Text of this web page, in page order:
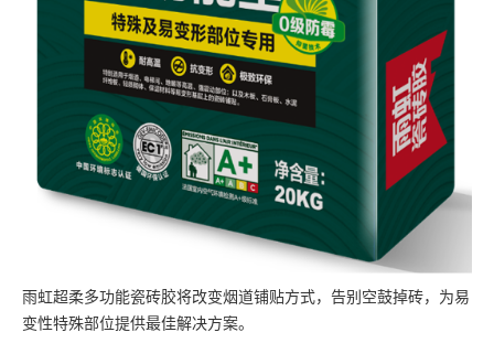
雨虹超柔多功能瓷砖胶将改变烟道铺贴方式，告别空鼓掉砖，为易
变性特殊部位提供最佳解决方案。